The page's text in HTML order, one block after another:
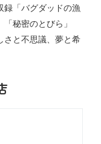
録「バグダッドの漁
秘密のとびら」
さと不思議、夢と希